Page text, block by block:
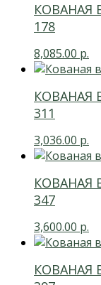
КОВАНАЯ
178
8,085.00 р.
КОВАНАЯ
311
3,036.00 р.
КОВАНАЯ
347
3,600.00 р.
КОВАНАЯ